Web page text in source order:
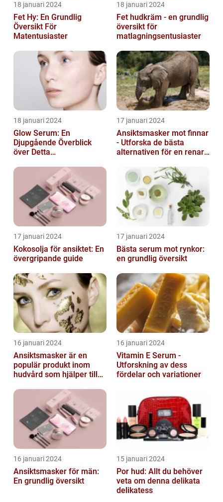
18 januari 2024
Fet Hy: En Grundlig
Översikt För
Matentusiaster
18 januari 2024
Fet hudkräm - en grundlig
översikt för
matlagningsentusiaster
18 januari 2024
Glow Serum: En
Djupgående Överblick
över Detta
17 januari 2024
Ansiktsmasker mot finnar
- Utforska de bästa
alternativen för en renare
17 januari 2024
Kokosolja för ansiktet: En
övergripande guide
17 januari 2024
Bästa serum mot rynkor:
en grundlig översikt
16 januari 2024
Ansiktsmasker är en
populär produkt inom
hudvård som hjälper till
näring åt hud...
16 januari 2024
Vitamin E Serum -
Utforskning av dess
fördelar och variationer
16 januari 2024
Ansiktsmasker för män:
En grundlig översikt
15 januari 2024
Por hud: Allt du behöver
veta om denna delikata
delikatess